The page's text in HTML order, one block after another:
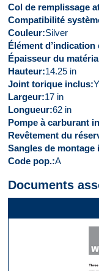
Col de remplissage
Compatibilité
Couleur Silver
Élément
Épaisseur du
Hauteur 14.25 in
Joint torique inclus
Largeur 17 in
Longueur 62 in
Pompe à carburant
Revêtement du
Sangles de montage
Code pop. A
Documents